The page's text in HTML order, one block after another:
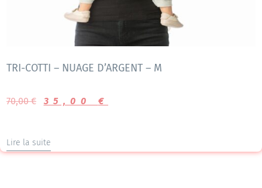
TRI-COTTI – NUAGE D’ARGENT – M
70,00€ 35,00 €
Lire la suite